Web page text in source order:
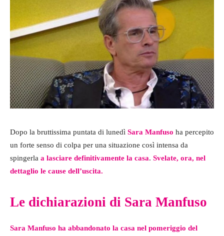
Dopo la bruttissima puntata di lunedì Sara Manfuso ha percepito
un forte senso di colpa per una situazione così intensa da
spingerla a lasciare definitivamente la casa. Svelate, ora, nel
dettaglio le cause dell’uscita.
Le dichiarazioni di Sara Manfuso
Sara Manfuso ha abbandonato la casa nel pomeriggio del